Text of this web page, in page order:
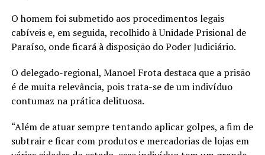
O homem foi submetido aos procedimentos legais
cabíveis e, em seguida, recolhido à Unidade Prisional de
Paraíso, onde ficará à disposição do Poder Judiciário.
O delegado-regional, Manoel Frota destaca que a prisão
é de muita relevância, pois trata-se de um indivíduo
contumaz na prática delituosa.
“Além de atuar sempre tentando aplicar golpes, a fim de
subtrair e ficar com produtos e mercadorias de lojas em